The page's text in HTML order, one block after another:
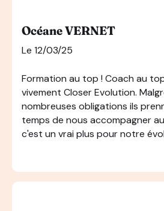
Océane VERNET
Le 12/03/25
Formation au top ! Coach au
vivement Closer Evolution.
nombreuses obligations ils
temps de nous accompagner
c'est un vrai plus pour notre